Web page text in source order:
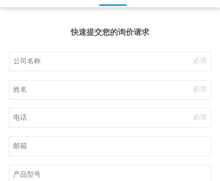
快速提交您的询价请求
必填
必填
必填